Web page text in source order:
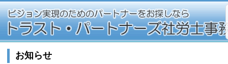
お知らせ